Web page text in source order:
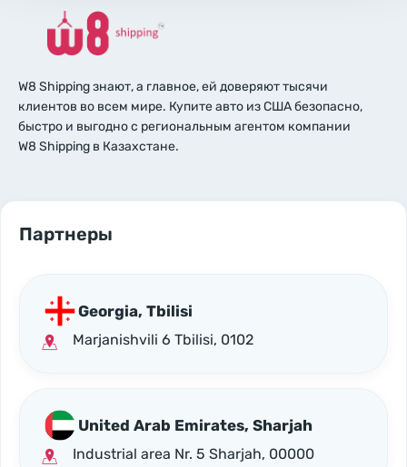
W8 Shipping знают, а главное, ей доверяют тысячи
клиентов во всем мире. Купите авто из США безопасно,
быстро и выгодно с региональным агентом компании
W8 Shipping в Казахстане.
Партнеры
Georgia, Tbilisi
Marjanishvili 6 Tbilisi, 0102
United Arab Emirates, Sharjah
Industrial area Nr. 5 Sharjah, 00000